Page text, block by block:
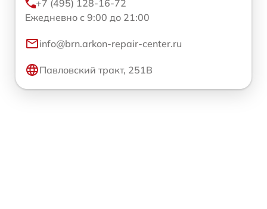
+7 (495) 128-16-72
Ежедневно с 9:00 до 21:00
info@brn.arkon-repair-center.ru
Павловский тракт, 251В